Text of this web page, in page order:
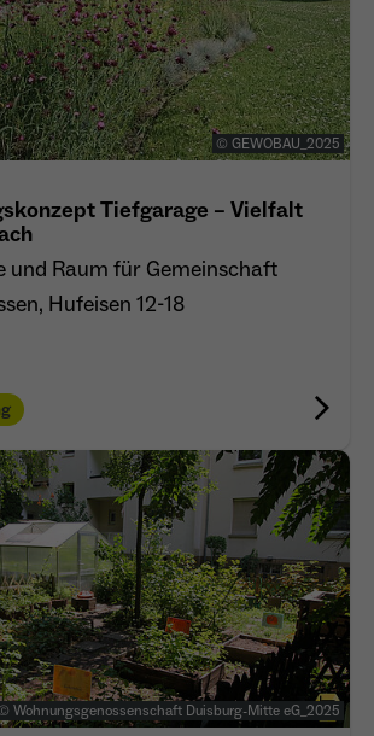
© GEWOBAU_2025
Tiefgarage – Vielfalt
und Raum für Gemeinschaft
Hufeisen 12-18
Wohnungsgenossenschaft Duisburg-Mitte eG_2025